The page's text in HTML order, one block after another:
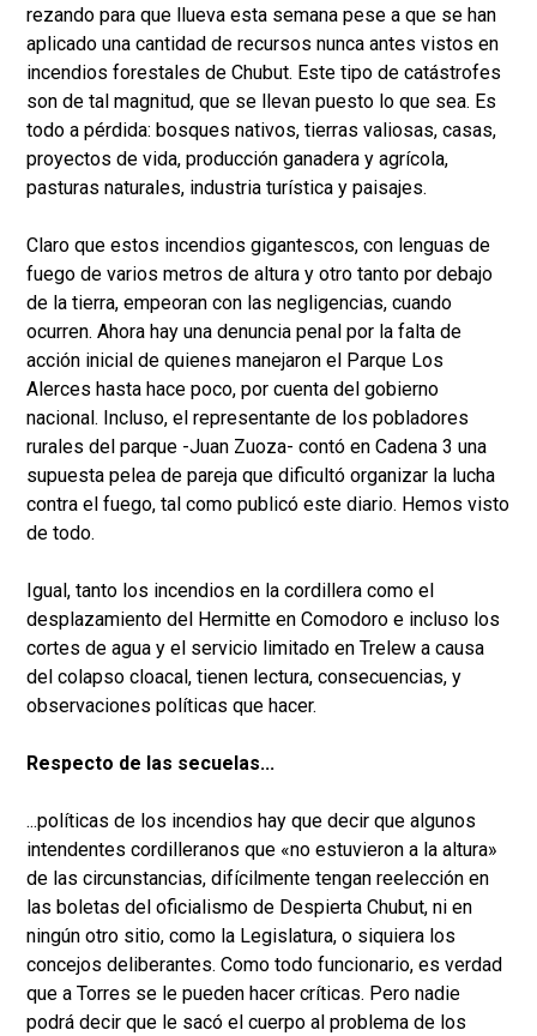
rezando para que llueva esta semana pese a que se han
aplicado una cantidad de recursos nunca antes vistos en
incendios forestales de Chubut. Este tipo de catástrofes
son de tal magnitud, que se llevan puesto lo que sea. Es
todo a pérdida: bosques nativos, tierras valiosas, casas,
proyectos de vida, producción ganadera y agrícola,
pasturas naturales, industria turística y paisajes.
Claro que estos incendios gigantescos, con lenguas de
fuego de varios metros de altura y otro tanto por debajo
de la tierra, empeoran con las negligencias, cuando
ocurren. Ahora hay una denuncia penal por la falta de
acción inicial de quienes manejaron el Parque Los
Alerces hasta hace poco, por cuenta del gobierno
nacional. Incluso, el representante de los pobladores
rurales del parque -Juan Zuoza- contó en Cadena 3 una
supuesta pelea de pareja que dificultó organizar la lucha
contra el fuego, tal como publicó este diario. Hemos visto
de todo.
Igual, tanto los incendios en la cordillera como el
desplazamiento del Hermitte en Comodoro e incluso los
cortes de agua y el servicio limitado en Trelew a causa
del colapso cloacal, tienen lectura, consecuencias, y
observaciones políticas que hacer.
Respecto de las secuelas...
...políticas de los incendios hay que decir que algunos
intendentes cordilleranos que «no estuvieron a la altura»
de las circunstancias, difícilmente tengan reelección en
las boletas del oficialismo de Despierta Chubut, ni en
ningún otro sitio, como la Legislatura, o siquiera los
concejos deliberantes. Como todo funcionario, es verdad
que a Torres se le pueden hacer críticas. Pero nadie
podrá decir que le sacó el cuerpo al problema de los